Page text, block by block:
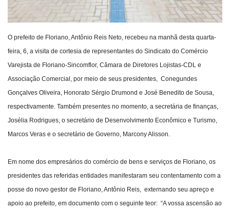
O prefeito de Floriano, Antônio Reis Neto, recebeu na manhã desta quarta-
feira, 6, a visita de cortesia de representantes do Sindicato do Comércio
Varejista de Floriano-Sincomflor, Câmara de Diretores Lojistas-CDL e
Associação Comercial, por meio de seus presidentes, Conegundes
Gonçalves Oliveira, Honorato Sérgio Drumond e José Benedito de Sousa,
respectivamente. Também presentes no momento, a secretária de finanças,
Josélia Rodrigues, o secretário de Desenvolvimento Econômico e Turismo,
Marcos Veras e o secretário de Governo, Marcony Alisson.
Em nome dos empresários do comércio de bens e serviços de Floriano, os
presidentes das referidas entidades manifestaram seu contentamento com a
posse do novo gestor de Floriano, Antônio Reis, externando seu apreço e
apoio ao prefeito, em documento com o seguinte teor: “A vossa ascensão ao